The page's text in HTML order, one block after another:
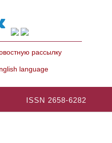
рассылку
language
ISSN 2658-6282